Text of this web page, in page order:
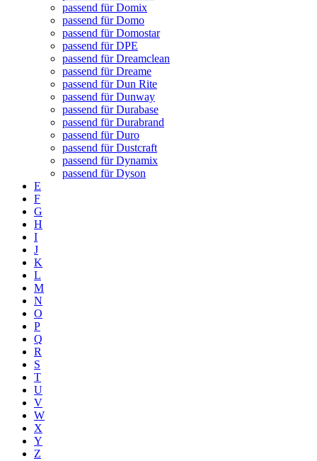
passend für Domix
passend für Domo
passend für Domostar
passend für DPE
passend für Dreamclean
passend für Dreame
passend für Dun Rite
passend für Dunway
passend für Durabase
passend für Durabrand
passend für Duro
passend für Dustcraft
passend für Dynamix
passend für Dyson
E
F
G
H
I
J
K
L
M
N
O
P
Q
R
S
T
U
V
W
X
Y
Z